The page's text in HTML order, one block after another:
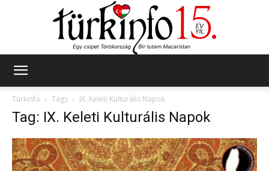
Türkinfo
Tags IX. Keleti Kulturális Napok
Tag: IX. Keleti Kulturális Napok